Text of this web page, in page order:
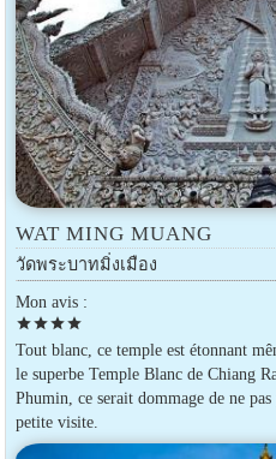
WAT MING MUANG
วัดพระบาทมิ่งเมือง
Mon avis :
starstarstarstar
Tout blanc, ce temple est étonnant
le superbe Temple Blanc de Chiang
Phumin, ce serait dommage de ne
petite visite.